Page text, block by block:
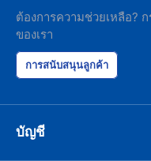
ต้องการความช่วยเหลือ?
ของเรา
การสนับสนุนลูกค้า
บัญชี